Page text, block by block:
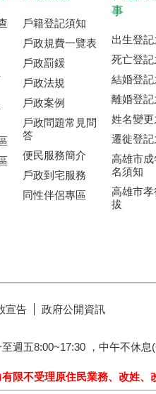
戶籍登記須知
戶政規費一覽表
戶政罰鍰
戶政法規
戶政案例
戶政問題常見問
答
便民服務簡介
戶政到宅服務
同性伴侶專區
事
出生登記
死亡登記
結婚登記
離婚登記
姓名變更
遷徙登記
高雄市成
名須知
高雄市孝
拔
宣告
政府公開資訊
週五8:00~17:30 ，中午不休
限不受理原住民業務、改姓、